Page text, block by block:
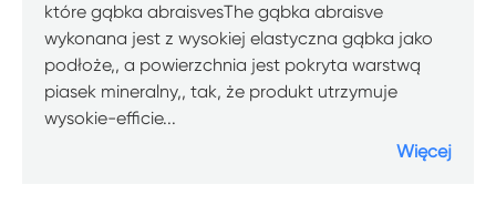
które gąbka abraisvesThe gąbka abraisve
wykonana jest z wysokiej elastyczna gąbka jako
podłoże,, a powierzchnia jest pokryta warstwą
piasek mineralny,, tak, że produkt utrzymuje
wysokie-efficie...
Więcej